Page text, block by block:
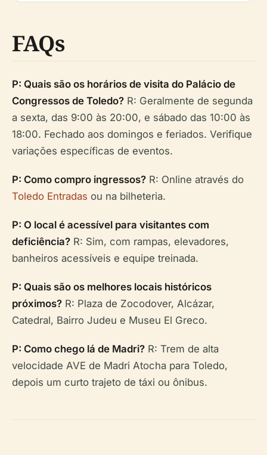
FAQs
P: Quais são os horários de visita do Palácio de
Congressos de Toledo? R: Geralmente de segunda
a sexta, das 9:00 às 20:00, e sábado das 10:00 às
18:00. Fechado aos domingos e feriados. Verifique
variações específicas de eventos.
P: Como compro ingressos? R: Online através do
Toledo Entradas ou na bilheteria.
P: O local é acessível para visitantes com
deficiência? R: Sim, com rampas, elevadores,
banheiros acessíveis e equipe treinada.
P: Quais são os melhores locais históricos
próximos? R: Plaza de Zocodover, Alcázar,
Catedral, Bairro Judeu e Museu El Greco.
P: Como chego lá de Madri? R: Trem de alta
velocidade AVE de Madri Atocha para Toledo,
depois um curto trajeto de táxi ou ônibus.